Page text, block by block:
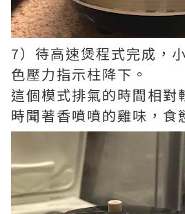
7）待高速煲程式完成，
色壓力指示柱降下。
這個模式排氣的時間相對
時聞著香噴噴的雞味，食